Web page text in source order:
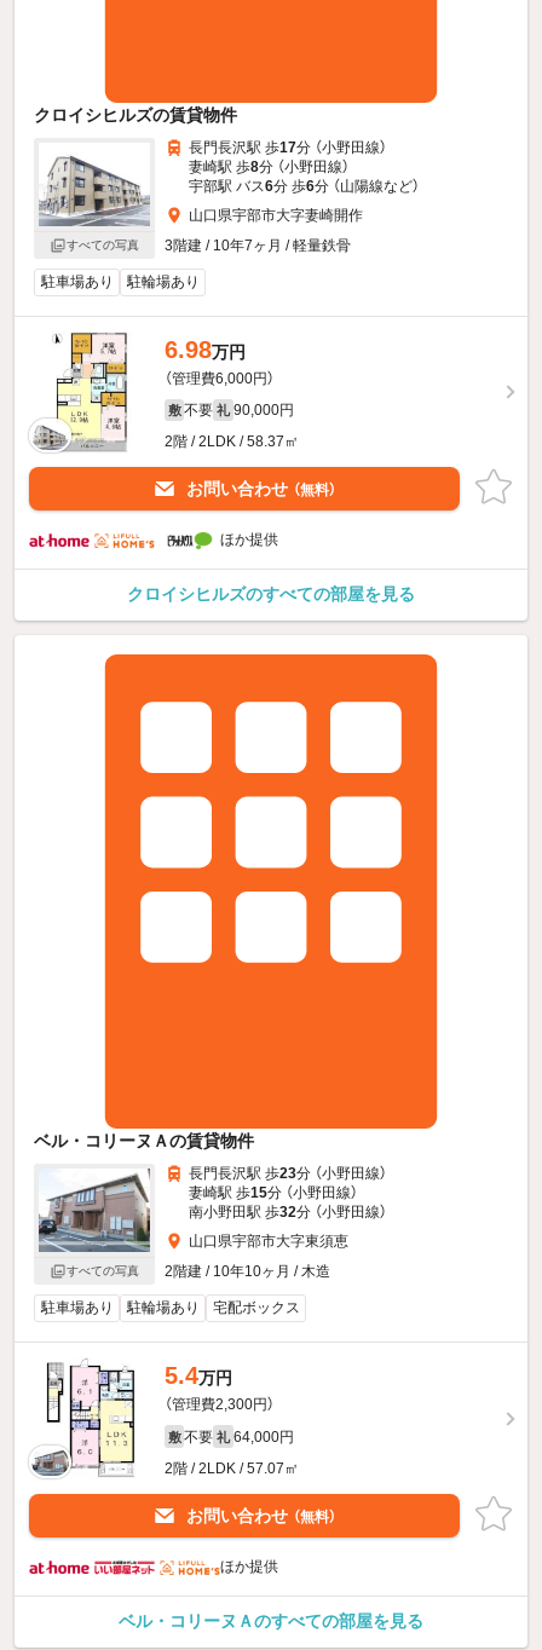
クロイシヒルズの賃貸物件
すべての写真
長門長沢駅 歩17分 （小野田線）
妻崎駅 歩8分 （小野田線）
宇部駅 バス6分 歩6分 （山陽線など）
山口県宇部市大字妻崎開作
3階建 / 10年7ヶ月 / 軽量鉄骨
駐車場あり 駐輪場あり
6.98万円
（管理費6,000円）
敷 不要 礼 90,000円
2階 / 2LDK / 58.37㎡
お問い合わせ （無料）
ほか提供
クロイシヒルズのすべての部屋を見る
ベル・コリーヌＡの賃貸物件
すべての写真
長門長沢駅 歩23分 （小野田線）
妻崎駅 歩15分 （小野田線）
南小野田駅 歩32分 （小野田線）
山口県宇部市大字東須恵
2階建 / 10年10ヶ月 / 木造
駐車場あり 駐輪場あり 宅配ボックス
5.4万円
（管理費2,300円）
敷 不要 礼 64,000円
2階 / 2LDK / 57.07㎡
お問い合わせ （無料）
ほか提供
ベル・コリーヌＡのすべての部屋を見る